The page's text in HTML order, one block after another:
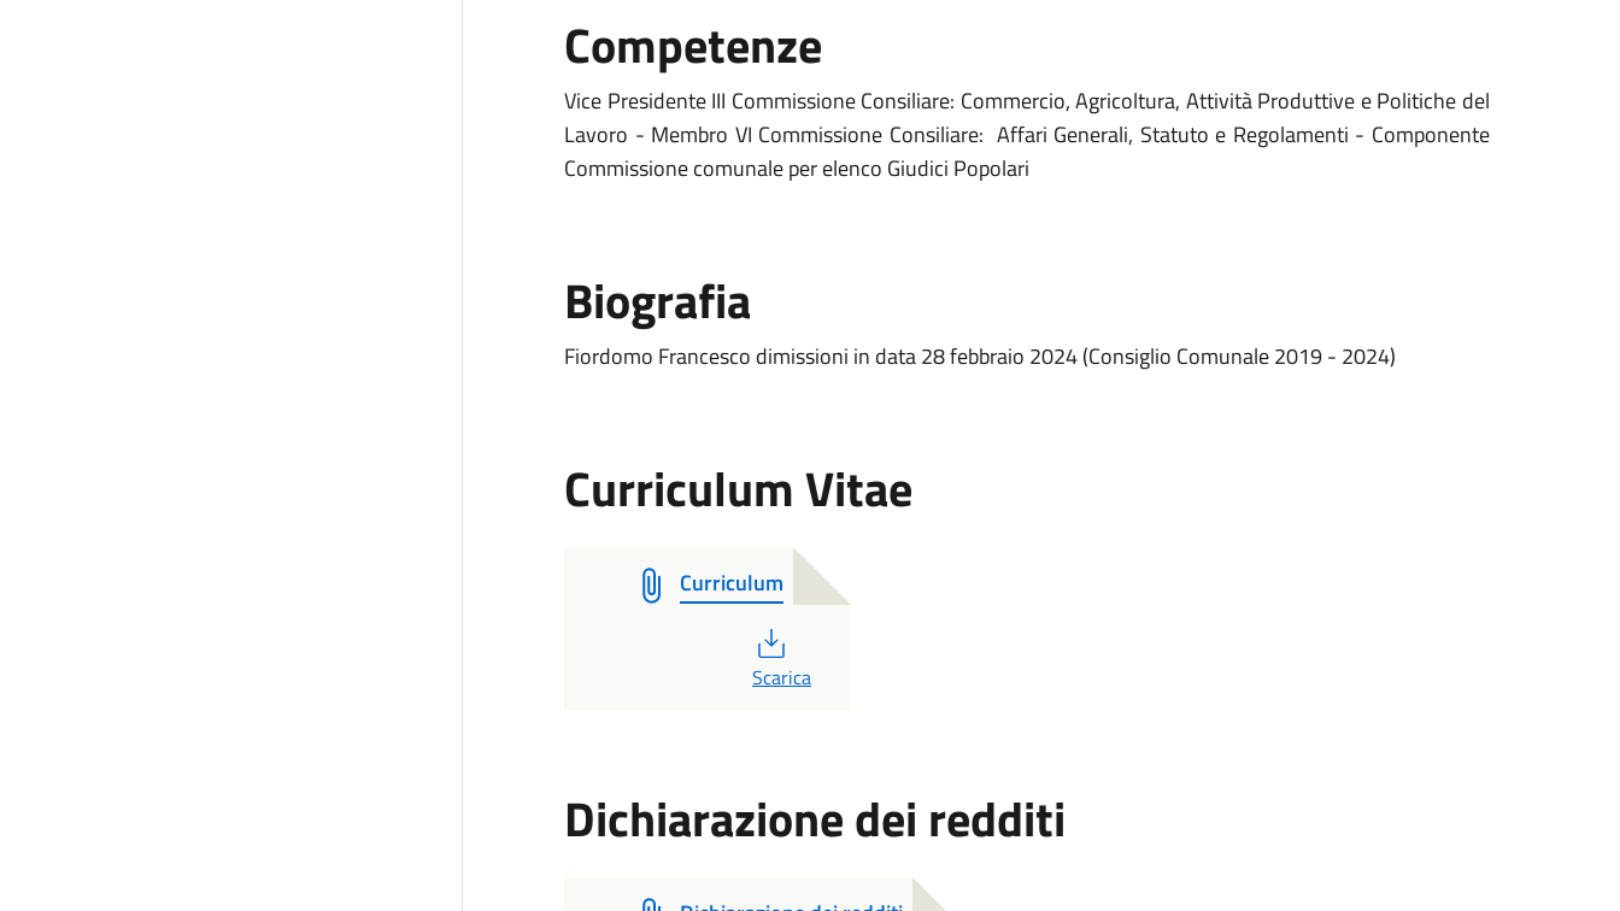
Competenze
Vice Presidente III Commissione Consiliare: Commercio, Agricoltura, Attività Produttive e Politiche del
Lavoro - Membro VI Commissione Consiliare: Affari Generali, Statuto e Regolamenti - Componente
Commissione comunale per elenco Giudici Popolari
Biografia
Fiordomo Francesco dimissioni in data 28 febbraio 2024 (Consiglio Comunale 2019 - 2024)
Curriculum Vitae
Curriculum
PDF
Scarica
Dichiarazione dei redditi